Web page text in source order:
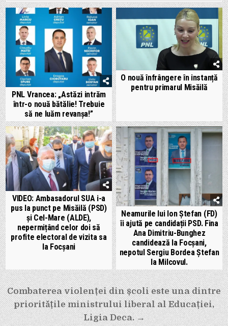
PNL Vrancea: „Astăzi intrăm
într-o nouă bătălie! Trebuie
să ne luăm revanșa!”
O nouă înfrângere în instanță
pentru primarul Misăilă
VIDEO: Ambasadorul SUA i-a
pus la punct pe Misăilă (PSD)
și Cel-Mare (ALDE),
nepermițând celor doi să
profite electoral de vizita sa
la Focșani
Neamurile lui Ion Ștefan (FD)
îi ajută pe candidații PSD. Fina
Ana Dimitriu-Bunghez
candidează la Focșani,
nepotul Sergiu Bordea Ștefan
la Milcovul.
Navigare
în
articole
Combaterea violenței din școli este una dintre
prioritățile ministrului liberal al Educației,
Ligia Deca. →